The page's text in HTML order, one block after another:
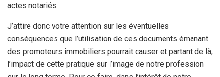
actes notariés.
J’attire donc votre attention sur les éventuelles
conséquences que l’utilisation de ces documents émanant
des promoteurs immobiliers pourrait causer et partant de là,
l’impact de cette pratique sur l’image de notre profession